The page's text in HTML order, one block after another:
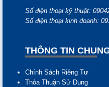
Số điện thoại kỹ thuật:
Số điện thoại kinh doanh:
THÔNG TIN
Chính Sách Riêng Tư
Thỏa Thuận Sử Dụng